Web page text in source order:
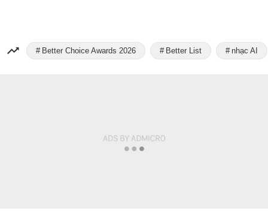
Better Choice Awards 2026 Better List nhạc AI